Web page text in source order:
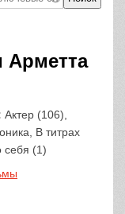
Арметта
Актер (106),
В титрах
себя (1)